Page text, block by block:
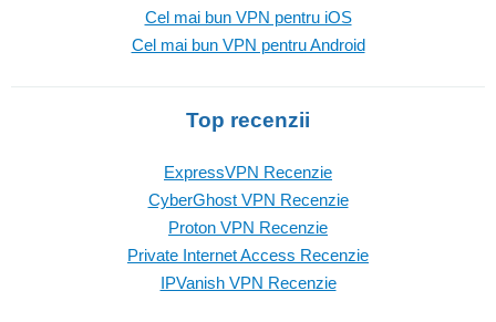
Cel mai bun VPN pentru iOS
Cel mai bun VPN pentru Android
Top recenzii
ExpressVPN Recenzie
CyberGhost VPN Recenzie
Proton VPN Recenzie
Private Internet Access Recenzie
IPVanish VPN Recenzie